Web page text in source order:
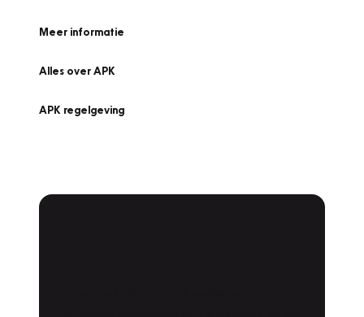
Meer informatie
Alles over APK
APK regelgeving